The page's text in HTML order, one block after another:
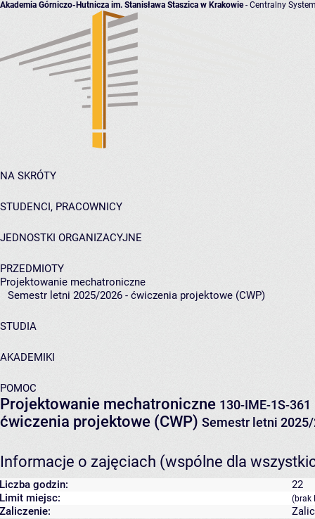
Akademia Górniczo-Hutnicza im. Stanisława Staszica w Krakowie- Centralny
NA SKRÓTY
STUDENCI, PRACOWNICY
JEDNOSTKI ORGANIZACYJNE
PRZEDMIOTY
Projektowanie mechatroniczne
Semestr letni 2025/2026 - ćwiczenia projektowe (CWP)
STUDIA
AKADEMIKI
POMOC
Projektowanie mechatroniczne 130-IME-1S-361
ćwiczenia projektowe (CWP) Semestr letni
Informacje o zajęciach (wspólne dla
Liczba godzin:
22
Limit miejsc:
(brak
Zaliczenie: